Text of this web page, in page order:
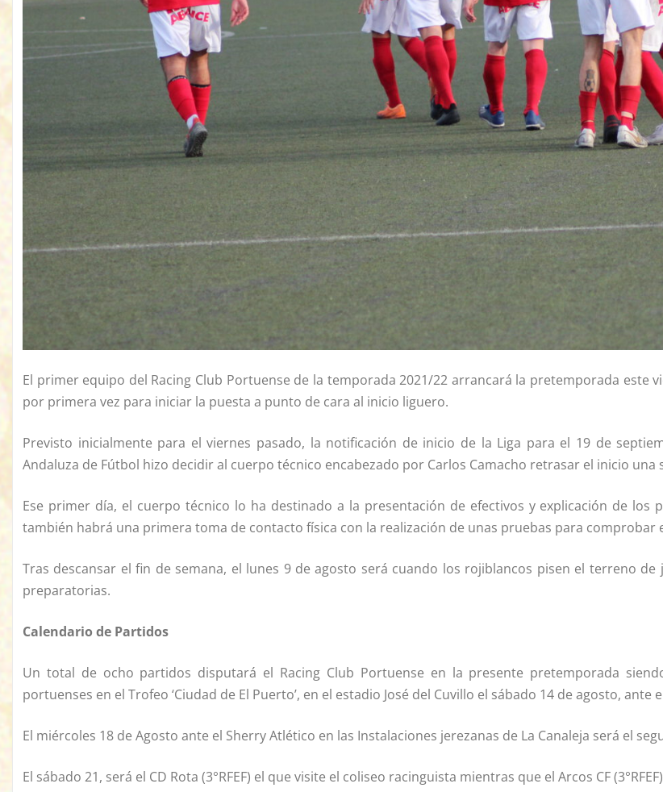
El primer equipo del Racing Club Portuense de la temporada 2021/22 arrancará la pretemporada este
por primera vez para iniciar la puesta a punto de cara al inicio liguero.
Previsto inicialmente para el viernes pasado, la notificación de inicio de la Liga para el 19 de
Andaluza de Fútbol hizo decidir al cuerpo técnico encabezado por Carlos Camacho retrasar el inicio una
Ese primer día, el cuerpo técnico lo ha destinado a la presentación de efectivos y explicación de
también habrá una primera toma de contacto física con la realización de unas pruebas para comprobar
Tras descansar el fin de semana, el lunes 9 de agosto será cuando los rojiblancos pisen el terreno
preparatorias.
Calendario de Partidos
Un total de ocho partidos disputará el Racing Club Portuense en la presente pretemporada
portuenses en el Trofeo ‘Ciudad de El Puerto’, en el estadio José del Cuvillo el sábado 14 de agosto, ante el
El miércoles 18 de Agosto ante el Sherry Atlético en las Instalaciones jerezanas de La Canaleja será el
El sábado 21, será el CD Rota (3°RFEF) el que visite el coliseo racinguista mientras que el Arcos CF